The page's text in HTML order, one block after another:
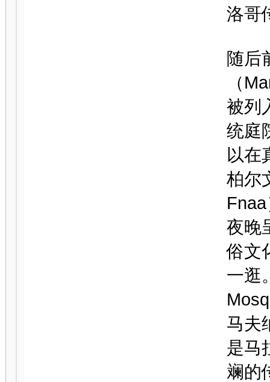
洛哥
随后
（
被列
统庭
以在
柏尔
夜晚
俗文
一逛
马夫
是马
斓的